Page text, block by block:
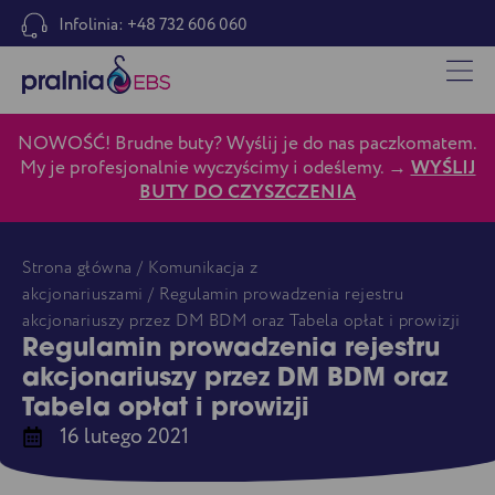
Infolinia: +48 732 606 060
NOWOŚĆ! Brudne buty? Wyślij je do nas paczkomatem.
My je profesjonalnie wyczyścimy i odeślemy. →WYŚLIJ
BUTY DO CZYSZCZENIA
Strona główna / Komunikacja z
akcjonariuszami / Regulamin prowadzenia rejestru
akcjonariuszy przez DM BDM oraz Tabela opłat i prowizji
Regulamin prowadzenia rejestru
akcjonariuszy przez DM BDM oraz
Tabela opłat i prowizji
16 lutego 2021